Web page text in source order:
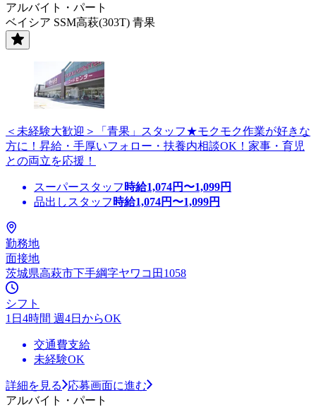
アルバイト・パート
ベイシア SSM高萩(303T) 青果
＜未経験大歓迎＞「青果」スタッフ★モクモク作業が好きな
方に！昇給・手厚いフォロー・扶養内相談OK！家事・育児
との両立を応援！
スーパースタッフ 時給1,074円〜1,099円
品出しスタッフ 時給1,074円〜1,099円
勤務地
面接地
茨城県高萩市下手綱字ヤワコ田1058
シフト
1日4時間 週4日からOK
交通費支給
未経験OK
詳細を見る
応募画面に進む
アルバイト・パート